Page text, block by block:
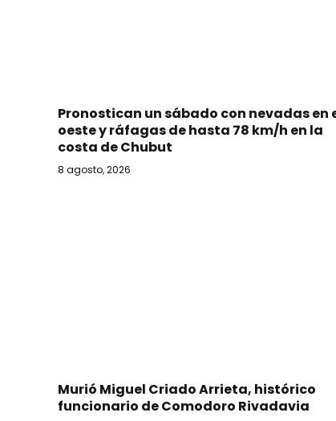
Pronostican un sábado con nevadas en
oeste y ráfagas de hasta 78 km/h en la
costa de Chubut
8 agosto, 2026
Murió Miguel Criado Arrieta, histórico
funcionario de Comodoro Rivadavia